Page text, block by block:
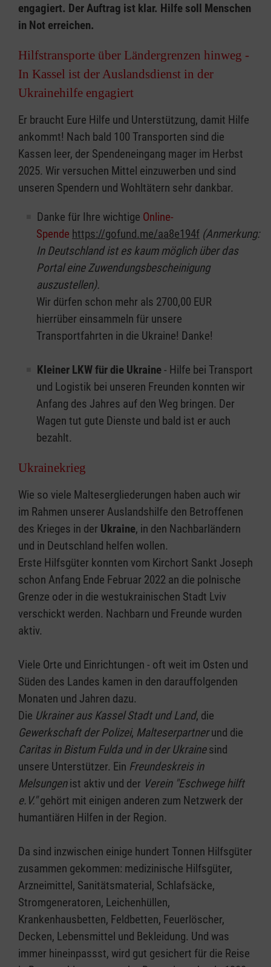
engagiert. Der Auftrag ist klar. Hilfe soll Menschen
in Not erreichen.
Hilfstransporte über Ländergrenzen hinweg -
In Kassel ist der Auslandsdienst in der
Ukrainehilfe engagiert
Er braucht Eure Hilfe und Unterstützung, damit Hilfe
ankommt! Nach bald 100 Transporten sind die
Kassen leer, der Spendeneingang mager im Herbst
2025. Wir versuchen Mittel einzuwerben und sind
unseren Spendern und Wohltätern sehr dankbar.
Danke für Ihre wichtige Online-
Spende https://gofund.me/aa8e194f (Anmerkung:
In Deutschland ist es kaum möglich über das
Portal eine Zuwendungsbescheinigung
auszustellen).
Wir dürfen schon mehr als 2700,00 EUR
hierrüber einsammeln für unsere
Transportfahrten in die Ukraine! Danke!
Kleiner LKW für die Ukraine- Hilfe bei Transport
und Logistik bei unseren Freunden konnten wir
Anfang des Jahres auf den Weg bringen. Der
Wagen tut gute Dienste und bald ist er auch
bezahlt.
Ukrainekrieg
Wie so viele Maltesergliederungen haben auch wir
im Rahmen unserer Auslandshilfe den Betroffenen
des Krieges in der Ukraine, in den Nachbarländern
und in Deutschland helfen wollen.
Erste Hilfsgüter konnten vom Kirchort Sankt Joseph
schon Anfang Ende Februar 2022 an die polnische
Grenze oder in die westukrainischen Stadt Lviv
verschickt werden. Nachbarn und Freunde wurden
aktiv.
Viele Orte und Einrichtungen - oft weit im Osten und
Süden des Landes kamen in den darauffolgenden
Monaten und Jahren dazu.
Die Ukrainer aus Kassel Stadt und Land, die
Gewerkschaft der Polizei, Malteserpartnerund die
Caritas in Bistum Fulda und in der Ukrainesind
unsere Unterstützer. Ein Freundeskreis in
Melsungenist aktiv und der Verein "Eschwege hilft
e.V."gehört mit einigen anderen zum Netzwerk der
humantiären Hilfen in der Region.
Da sind inzwischen einige hundert Tonnen Hilfsgüter
zusammen gekommen: medizinische Hilfsgüter,
Arzneimittel, Sanitätsmaterial, Schlafsäcke,
Stromgeneratoren, Leichenhüllen,
Krankenhausbetten, Feldbetten, Feuerlöscher,
Decken, Lebensmittel und Bekleidung. Und was
immer hineinpassst, wird gut gesichert für die Reise